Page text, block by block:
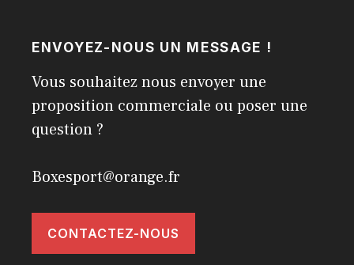
ENVOYEZ-NOUS UN MESSAGE !
Vous souhaitez nous envoyer une
proposition commerciale ou poser une
question ?
Boxesport@orange.fr
CONTACTEZ-NOUS